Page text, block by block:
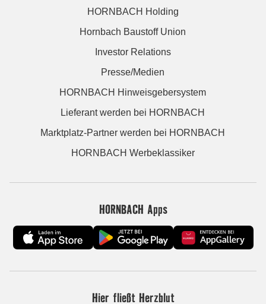
HORNBACH Holding
Hornbach Baustoff Union
Investor Relations
Presse/Medien
HORNBACH Hinweisgebersystem
Lieferant werden bei HORNBACH
Marktplatz-Partner werden bei HORNBACH
HORNBACH Werbeklassiker
HORNBACH Apps
Hier fließt Herzblut